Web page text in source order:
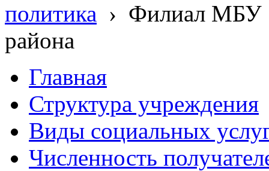
политика › Филиал МБУ
района
Главная
Структура учреждения
Виды социальных
Численность